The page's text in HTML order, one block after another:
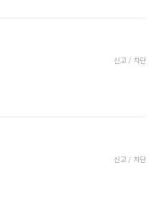
신고 / 차단
신고 / 차단